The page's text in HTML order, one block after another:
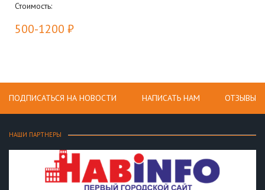
Стоимость:
500-1200 ₽
ПОДПИСАТЬСЯ НА НОВОСТИ НАПИСАТЬ НАМ ОТЗЫВЫ
НАШИ ПАРТНЕРЫ